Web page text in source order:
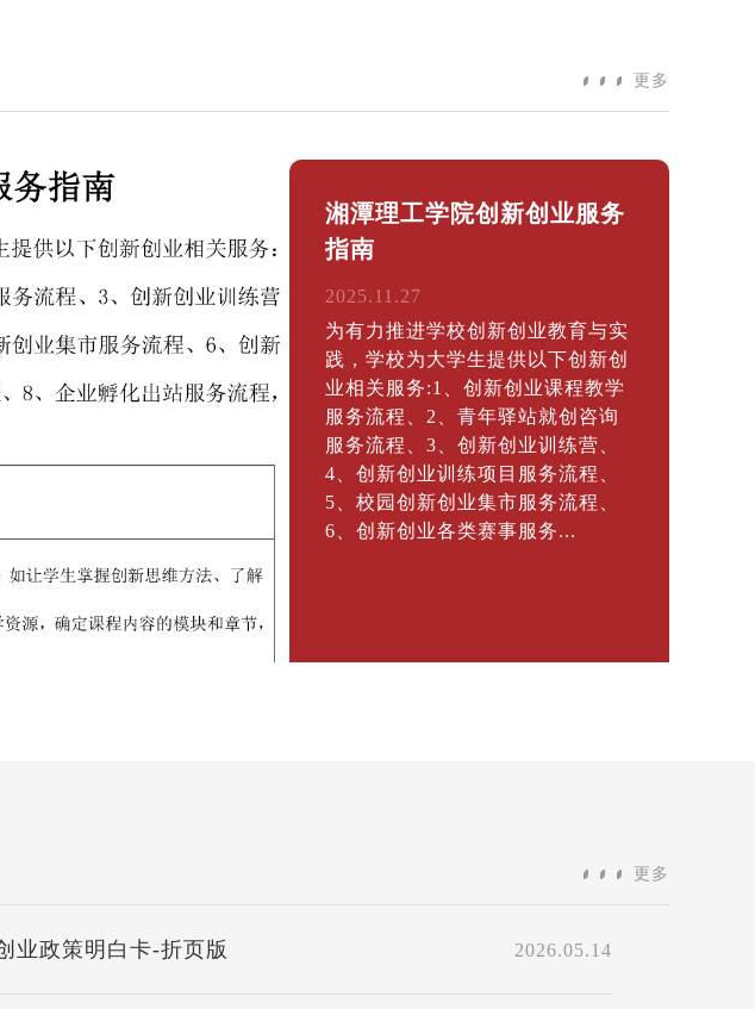
更多
迎新季 开放周 ——大
当“创业”不再是遥不可及
当青春与梦想碰撞出火花
学生的创业浪潮正澎湃而
应湖南省首届“大学生创业
召，湘潭理工学院大学生
孵化基地特举办主题开放
将创业资源、政策支持与
打包呈现，邀你共赴一场
更多
业政策明白卡-折页版 2026.05.14